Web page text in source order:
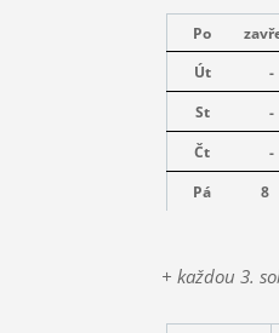
Po
Út
-
St
-
Čt
-
Pá
+ každou 3.